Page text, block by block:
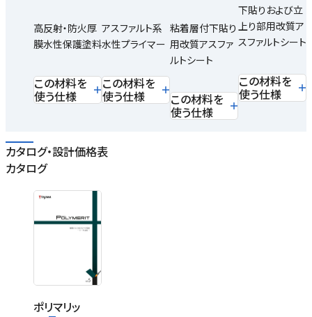
高反射・防火厚
膜水性保護塗料
この材料を
使う仕様
アスファルト系
水性プライマー
この材料を
使う仕様
粘着層付下貼り
用改質アスファ
ルトシート
この材料を
使う仕様
下貼りおよび立
上り部用改質ア
スファルトシート
この材料を
使う仕様
カタログ・設計価格表
カタログ
ポリマリッ